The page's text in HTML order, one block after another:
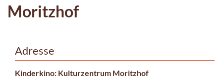
Moritzhof
Adresse
Kinderkino: Kulturzentrum Moritzhof